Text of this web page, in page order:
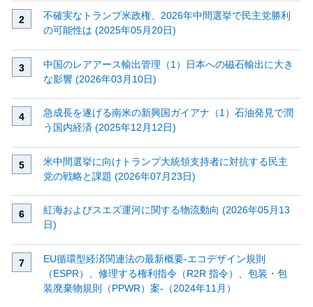
不確実なトランプ米政権、2026年中間選挙で民主党勝利
の可能性は (2025年05月20日)
中国のレアアース輸出管理（1）日本への磁石輸出に大き
な影響 (2026年03月10日)
急成長を遂げる南米の新興国ガイアナ（1）石油発見で潤
う国内経済 (2025年12月12日)
米中間選挙に向けトランプ大統領支持者に対抗する民主
党の戦略と課題 (2026年07月23日)
紅海およびスエズ運河に関する物流動向 (2026年05月13
日)
EU循環型経済関連法の最新概要‐エコデザイン規則
（ESPR）、修理する権利指令（R2R 指令）、包装・包
装廃棄物規則（PPWR）案‐（2024年11月）